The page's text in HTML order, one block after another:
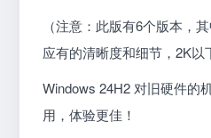
（注意：此版有6个版本，
应有的清晰度和细节，2K以
Windows 24H2 对旧硬件的
用，体验更佳！